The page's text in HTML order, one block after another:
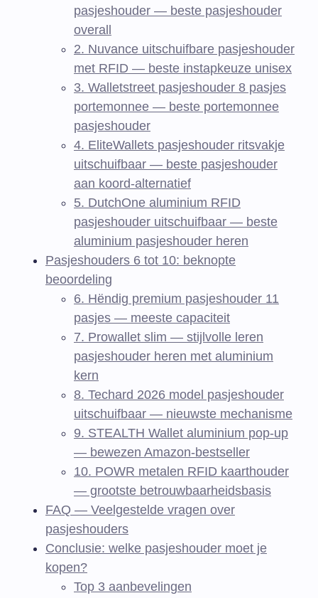
pasjeshouder — beste pasjeshouder
overall
2. Nuvance uitschuifbare pasjeshouder
met RFID — beste instapkeuze unisex
3. Walletstreet pasjeshouder 8 pasjes
portemonnee — beste portemonnee
pasjeshouder
4. EliteWallets pasjeshouder ritsvakje
uitschuifbaar — beste pasjeshouder
aan koord-alternatief
5. DutchOne aluminium RFID
pasjeshouder uitschuifbaar — beste
aluminium pasjeshouder heren
Pasjeshouders 6 tot 10: beknopte
beoordeling
6. Hëndig premium pasjeshouder 11
pasjes — meeste capaciteit
7. Prowallet slim — stijlvolle leren
pasjeshouder heren met aluminium
kern
8. Techard 2026 model pasjeshouder
uitschuifbaar — nieuwste mechanisme
9. STEALTH Wallet aluminium pop-up
— bewezen Amazon-bestseller
10. POWR metalen RFID kaarthouder
— grootste betrouwbaarheidsbasis
FAQ — Veelgestelde vragen over
pasjeshouders
Conclusie: welke pasjeshouder moet je
kopen?
Top 3 aanbevelingen